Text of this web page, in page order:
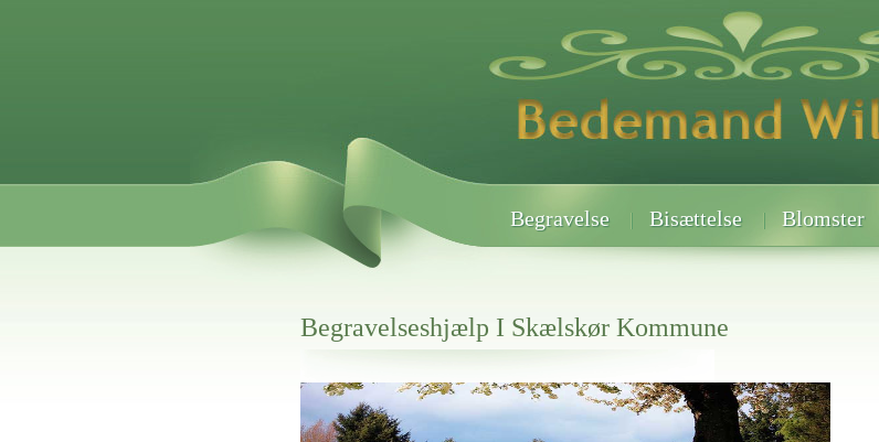
Begravelse Bisættelse Blomster
Begravelseshjælp I Skælskør Kommune
Her hos os får du altid en god afslutning når det gælder
Begravelseshjælp I Skælskør Kommune
vi hjælper i alle faser af begravelsel